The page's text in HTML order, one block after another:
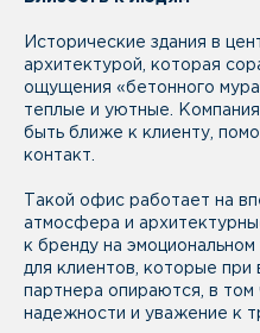
Исторические здания в
архитектурой, которая
ощущения «бетонного
теплые и уютные.
быть ближе к клиенту,
контакт.
Такой офис работает на
атмосфера и
к бренду на
для клиентов, которые при
партнера опираются, в
надежности и уважение к